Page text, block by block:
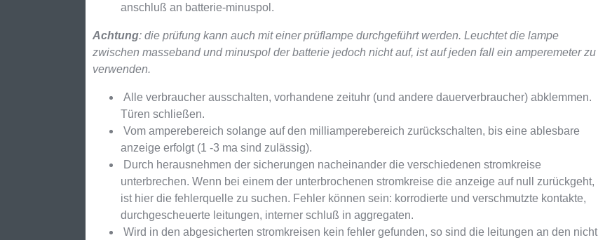
anschluß an batterie-minuspol.
Achtung: die prüfung kann auch mit einer prüflampe durchgeführt werden. Leuchtet die lampe
zwischen masseband und minuspol der batterie jedoch nicht auf, ist auf jeden fall ein amperemeter zu
verwenden.
Alle verbraucher ausschalten, vorhandene zeituhr (und andere dauerverbraucher) abklemmen.
Türen schließen.
Vom amperebereich solange auf den milliamperebereich zurückschalten, bis eine ablesbare
anzeige erfolgt (1 -3 ma sind zulässig).
Durch herausnehmen der sicherungen nacheinander die verschiedenen stromkreise
unterbrechen. Wenn bei einem der unterbrochenen stromkreise die anzeige auf null zurückgeht,
ist hier die fehlerquelle zu suchen. Fehler können sein: korrodierte und verschmutzte kontakte,
durchgescheuerte leitungen, interner schluß in aggregaten.
Wird in den abgesicherten stromkreisen kein fehler gefunden, so sind die leitungen an den nicht